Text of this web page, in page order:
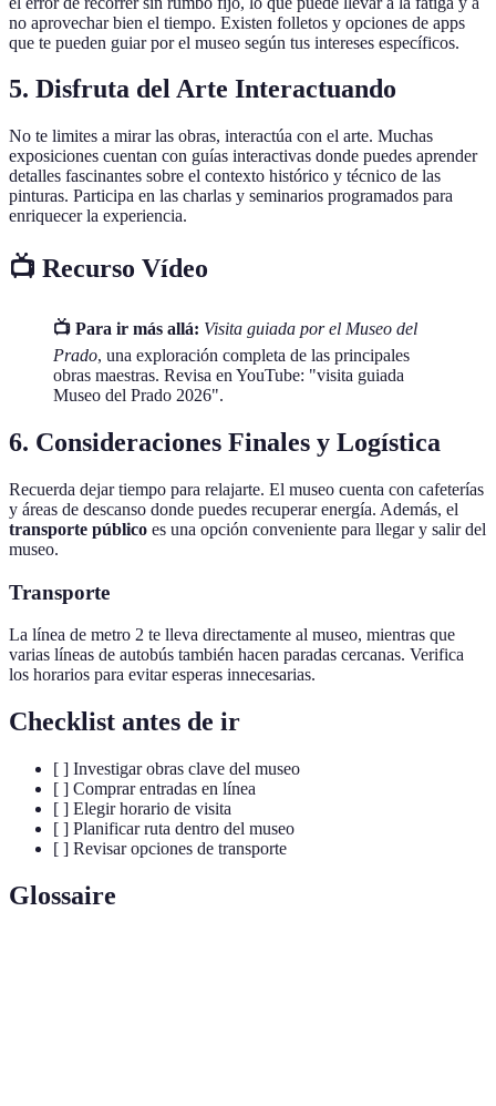
no aprovechar bien el tiempo. Existen folletos y opciones de apps
que te pueden guiar por el museo según tus intereses específicos.
5. Disfruta del Arte Interactuando
No te limites a mirar las obras, interactúa con el arte. Muchas
exposiciones cuentan con guías interactivas donde puedes aprender
detalles fascinantes sobre el contexto histórico y técnico de las
pinturas. Participa en las charlas y seminarios programados para
enriquecer la experiencia.
📺 Recurso Vídeo
📺 Para ir más allá: Visita guiada por el Museo del
Prado, una exploración completa de las principales
obras maestras. Revisa en YouTube: "visita guiada
Museo del Prado 2026".
6. Consideraciones Finales y Logística
Recuerda dejar tiempo para relajarte. El museo cuenta con cafeterías
y áreas de descanso donde puedes recuperar energía. Además, el
transporte público es una opción conveniente para llegar y salir del
museo.
Transporte
La línea de metro 2 te lleva directamente al museo, mientras que
varias líneas de autobús también hacen paradas cercanas. Verifica
los horarios para evitar esperas innecesarias.
Checklist antes de ir
[ ] Investigar obras clave del museo
[ ] Comprar entradas en línea
[ ] Elegir horario de visita
[ ] Planificar ruta dentro del museo
[ ] Revisar opciones de transporte
Glossaire